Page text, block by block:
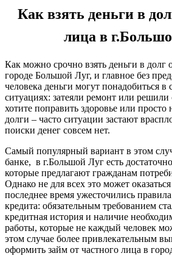
Как взять деньги в
лица в
Как можно срочно взять деньги в долг
городе Большой Луг, и главное без
человека деньги могут понадобиться
ситуациях: затеяли ремонт или решили
хотите поправить здоровье или
долги – часто ситуации застают
поиски денег совсем нет.
Самый популярный вариант в этом
банке, в г.Большой Луг есть
которые предлагают гражданам
Однако не для всех это может
последнее время ужесточились
кредита: обязательным требованием
кредитная история и наличие
работы, которые не каждый человек
этом случае более привлекательным
оформить займ от частного лица в